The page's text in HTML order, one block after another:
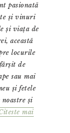
pasionată
și vinuri
și viața de
această
locurile
de
sau mai
și fetele
și
mai